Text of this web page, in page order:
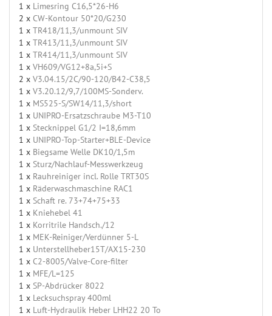
1 x Limesring C16,5*26-H6
2 x CW-Kontour 50*20/G230
1 x TR418/11,3/unmount SIV
1 x TR413/11,3/unmount SIV
1 x TR414/11,3/unmount SIV
1 x VH609/VG12+8a,5i+S
2 x V3.04.15/2C/90-120/B42-C38,5
1 x V3.20.12/9,7/100MS-Sonderv.
1 x MS525-S/SW14/11,3/short
1 x UNIPRO-Ersatzschraube M3-T10
1 x Stecknippel G1/2 I=18,6mm
1 x UNIPRO-Top-Starter+BLE-Device
1 x Biegsame Welle DK10/1,5m
1 x Sturz/Nachlauf-Messwerkzeug
1 x Rauhreiniger incl. Rolle TRT30S
1 x Räderwaschmaschine RAC1
1 x Schaft re. 73+74+75+33
1 x Kniehebel 41
1 x Korritrile Handsch./12
1 x MEK-Reiniger/Verdünner 5-L
1 x Unterstellheber15T/AX15-230
1 x C2-8005/Valve-Core-filter
1 x MFE/L=125
1 x SP-Abdrücker 8022
1 x Lecksuchspray 400ml
1 x Luft-Hydraulik Heber LHH22 20 To